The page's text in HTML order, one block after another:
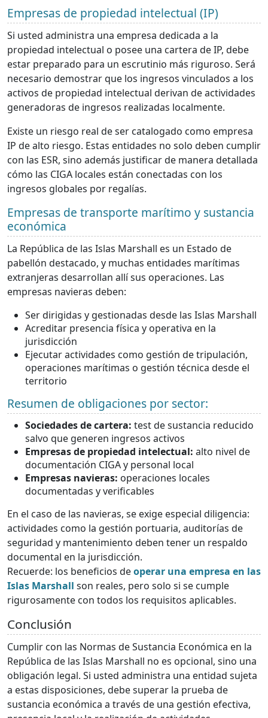
Empresas de propiedad intelectual (IP)
Si usted administra una empresa dedicada a la
propiedad intelectual o posee una cartera de IP, debe
estar preparado para un escrutinio más riguroso. Será
necesario demostrar que los ingresos vinculados a los
activos de propiedad intelectual derivan de actividades
generadoras de ingresos realizadas localmente.
Existe un riesgo real de ser catalogado como empresa
IP de alto riesgo. Estas entidades no solo deben cumplir
con las ESR, sino además justificar de manera detallada
cómo las CIGA locales están conectadas con los
ingresos globales por regalías.
Empresas de transporte marítimo y sustancia
económica
La República de las Islas Marshall es un Estado de
pabellón destacado, y muchas entidades marítimas
extranjeras desarrollan allí sus operaciones. Las
empresas navieras deben:
Ser dirigidas y gestionadas desde las Islas Marshall
Acreditar presencia física y operativa en la
jurisdicción
Ejecutar actividades como gestión de tripulación,
operaciones marítimas o gestión técnica desde el
territorio
Resumen de obligaciones por sector:
Sociedades de cartera: test de sustancia reducido
salvo que generen ingresos activos
Empresas de propiedad intelectual: alto nivel de
documentación CIGA y personal local
Empresas navieras: operaciones locales
documentadas y verificables
En el caso de las navieras, se exige especial diligencia:
actividades como la gestión portuaria, auditorías de
seguridad y mantenimiento deben tener un respaldo
documental en la jurisdicción.
Recuerde: los beneficios deoperar una empresa en las
Islas Marshall son reales, pero solo si se cumple
rigurosamente con todos los requisitos aplicables.
Conclusión
Cumplir con las Normas de Sustancia Económica en la
República de las Islas Marshall no es opcional, sino una
obligación legal. Si usted administra una entidad sujeta
a estas disposiciones, debe superar la prueba de
sustancia económica a través de una gestión efectiva,